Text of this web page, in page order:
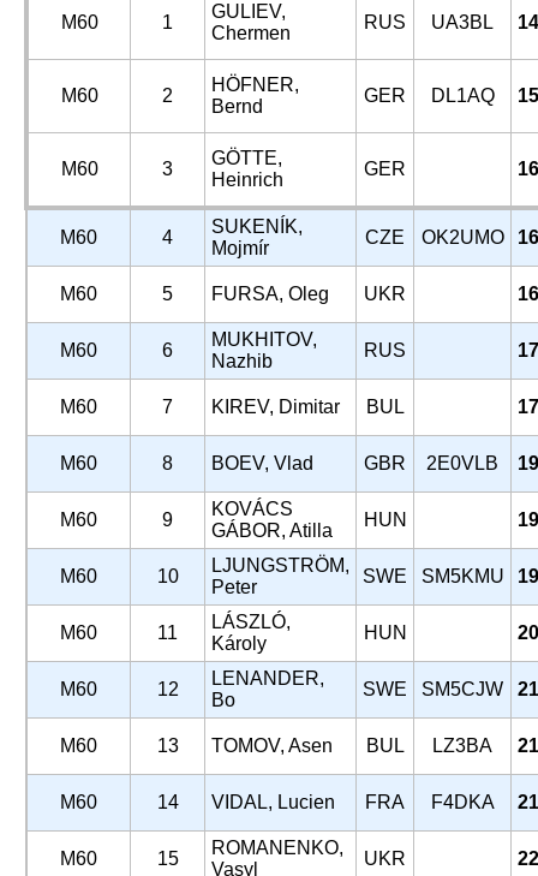
M60 1
GULIEV,
Chermen
RUS UA3BL
M60 2
HÖFNER,
Bernd
GER DL1AQ
M60 3
GÖTTE,
Heinrich
GER
M60 4
SUKENÍK,
Mojmír
CZE OK2UMO
M60 5 FURSA, Oleg UKR
M60 6
MUKHITOV,
Nazhib
RUS
M60 7 KIREV, Dimitar BUL
M60 8 BOEV, Vlad GBR 2E0VLB
M60 9
KOVÁCS
GÁBOR, Atilla
HUN
M60 10
LJUNGSTRÖM,
Peter
SWE SM5KMU
M60 11
LÁSZLÓ,
Károly
HUN
M60 12
LENANDER,
Bo
SWE SM5CJW
M60 13 TOMOV, Asen BUL LZ3BA
M60 14 VIDAL, Lucien FRA F4DKA
M60 15
ROMANENKO,
Vasyl
UKR